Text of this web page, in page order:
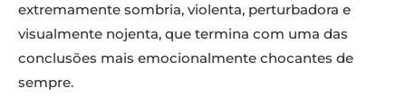
extremamente sombria, violenta, perturbadora e
visualmente nojenta, que termina com uma das
conclusões mais emocionalmente chocantes de
sempre.